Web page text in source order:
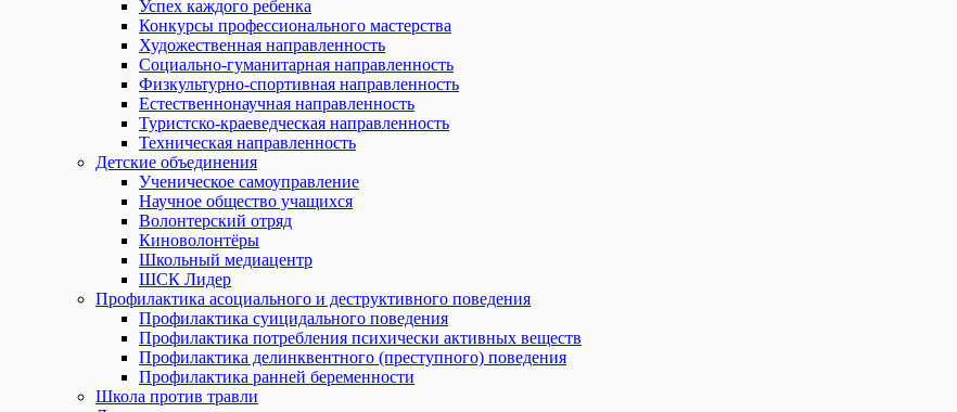
Успех каждого ребенка
Конкурсы профессионального мастерства
Художественная направленность
Социально-гуманитарная направленность
Физкультурно-спортивная направленность
Естественнонаучная направленность
Туристско-краеведческая направленность
Техническая направленность
Детские объединения
Ученическое самоуправление
Научное общество учащихся
Волонтерский отряд
Киноволонтёры
Школьный медиацентр
ШСК Лидер
Профилактика асоциального и деструктивного поведения
Профилактика суицидального поведения
Профилактика потребления психически активных веществ
Профилактика делинквентного (преступного) поведения
Профилактика ранней беременности
Школа против травли